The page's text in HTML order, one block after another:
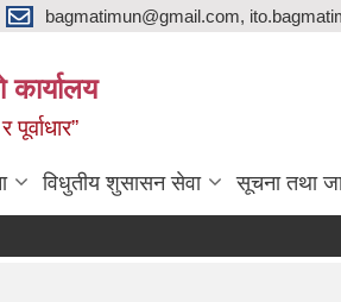
bagmatimun@gmail.com,
कार्यालय
विधुतीय शुसासन सेवा सूचना तथा